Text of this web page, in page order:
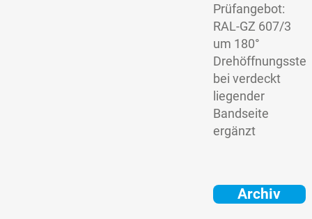
Prüfangebot:
RAL-GZ 607/3
um 180°
bei verdeckt
liegender
Bandseite
ergänzt
Archiv